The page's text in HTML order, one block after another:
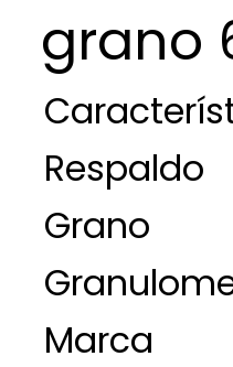
grano
Respaldo
Grano
Marca